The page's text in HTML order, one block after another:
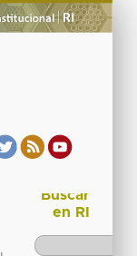
Buscar
en RI